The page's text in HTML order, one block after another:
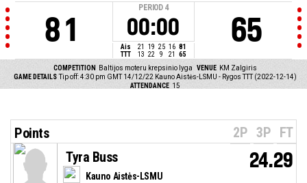
81
PERIOD 4
00:00
Ais 21 19 25 16 81
TTT
13 22 9 21 65
65
COMPETITION Baltijos moteru krepsinio lyga VENUE KM Zalgiris
GAME DETAILS Tip off: 4:30 pm GMT 14/12/22 Kauno Aistės-LSMU - Rygos TTT (2022-12-14)
ATTENDANCE 15
Points 2P 3P FT
Kauno Aistės-LSMU
Tyra Buss 24.29